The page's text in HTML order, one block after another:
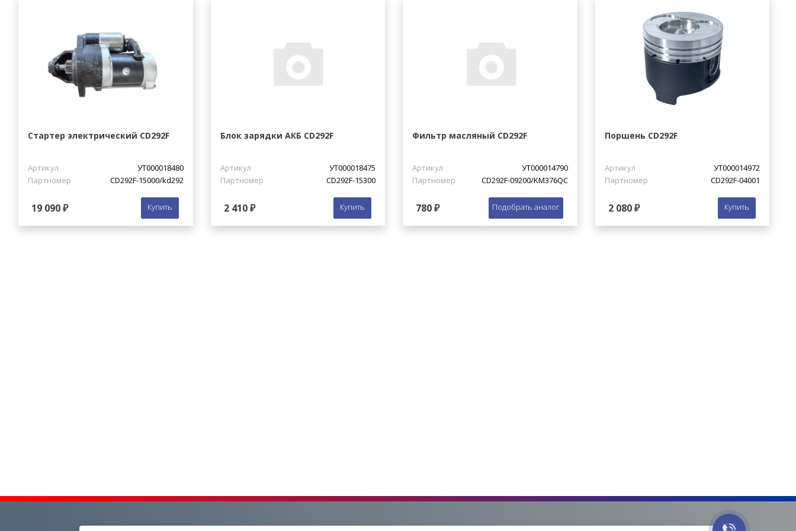
Стартер электрический CD292F
Артикул
УТ000018480
Партномер
CD292F-15000/kd292
19 090 ₽ Купить
Блок зарядки АКБ CD292F
Артикул
УТ000018475
Партномер
CD292F-15300
2 410 ₽ Купить
Фильтр масляный CD292F
Артикул
УТ000014790
Партномер
CD292F-09200/KM376QC
780 ₽ Подобрать аналог
Поршень CD292F
Артикул
УТ000014972
Партномер
CD292F-04001
2 080 ₽ Купить